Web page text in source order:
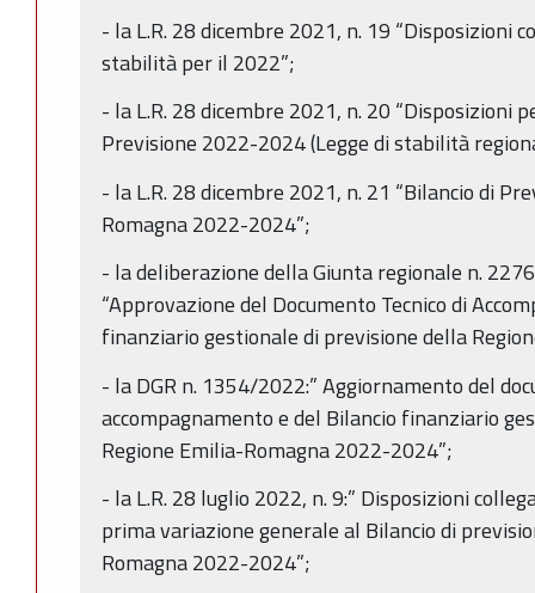
- la L.R. 28 dicembre 2021, n. 19 “Disposizioni
stabilità per il 2022”;
- la L.R. 28 dicembre 2021, n. 20 “Disposizioni
Previsione 2022-2024 (Legge di stabilità
- la L.R. 28 dicembre 2021, n. 21 “Bilancio di
Romagna 2022-2024”;
- la deliberazione della Giunta regionale n.
“Approvazione del Documento Tecnico di
finanziario gestionale di previsione della
- la DGR n. 1354/2022:” Aggiornamento del
accompagnamento e del Bilancio finanziario
Regione Emilia-Romagna 2022-2024”;
- la L.R. 28 luglio 2022, n. 9:” Disposizioni
prima variazione generale al Bilancio di
Romagna 2022-2024”;